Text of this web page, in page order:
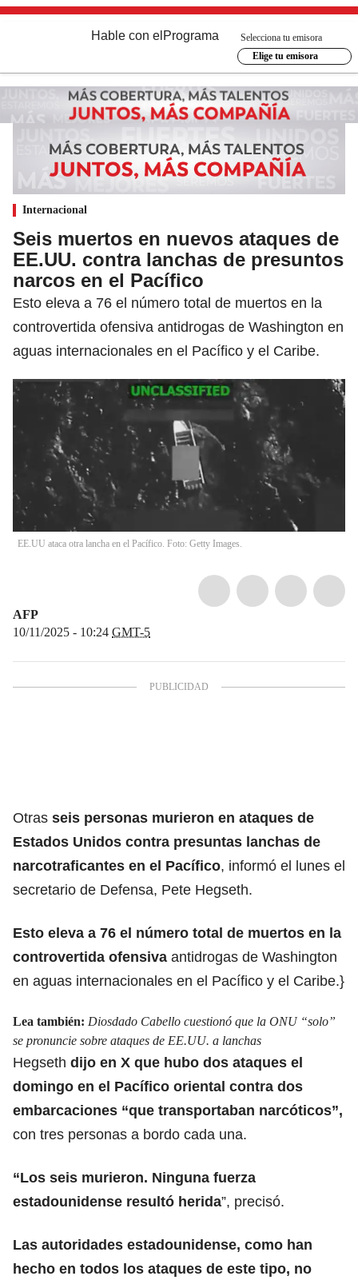
Hable con el Programa
Selecciona tu emisora
Elige tu emisora
Internacional
Seis muertos en nuevos ataques de
EE.UU. contra lanchas de presuntos
narcos en el Pacífico
Esto eleva a 76 el número total de muertos en la
controvertida ofensiva antidrogas de Washington en
aguas internacionales en el Pacífico y el Caribe.
EE.UU ataca otra lancha en el Pacífico. Foto: Getty Images.
AFP
10/11/2025 - 10:24 GMT-5
Otras seis personas murieron en ataques de
Estados Unidos contra presuntas lanchas de
narcotraficantes en el Pacífico, informó el lunes el
secretario de Defensa, Pete Hegseth.
Esto eleva a 76 el número total de muertos en la
controvertida ofensiva antidrogas de Washington
en aguas internacionales en el Pacífico y el Caribe.}
Lea también: Diosdado Cabello cuestionó que la ONU “solo”
se pronuncie sobre ataques de EE.UU. a lanchas
Hegseth dijo en X que hubo dos ataques el
domingo en el Pacífico oriental contra dos
embarcaciones “que transportaban narcóticos”,
con tres personas a bordo cada una.
“Los seis murieron. Ninguna fuerza
estadounidense resultó herida”, precisó.
Las autoridades estadounidense, como han
hecho en todos los ataques de este tipo, no